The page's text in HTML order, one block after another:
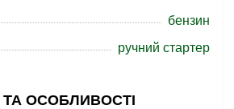
бензин
ручний стартер
ТА ОСОБЛИВОСТІ